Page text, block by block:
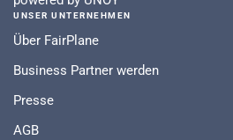
UNSER UNTERNEHMEN
Über FairPlane
Business Partner werden
Presse
AGB